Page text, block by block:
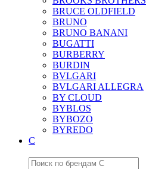
BRUCE OLDFIELD
BRUNO
BRUNO BANANI
BUGATTI
BURBERRY
BURDIN
BVLGARI
BVLGARI ALLEGRA
BY CLOUD
BYBLOS
BYBOZO
BYREDO
C